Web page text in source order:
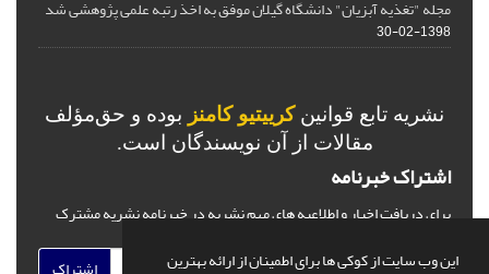
این وب سایت از کوکی ها برای اطمینان از ارائه بهترین
مجله "تغذیه آبزیان" دانشگاه گیلان موفق به اخذ رتبه علمی پژوهشی شد
1398-02-30
نشریه تابع قوانینکرییتیو کامنز بوده و حق‌مؤلف
مقالات از آن نویسندگان است.
اشتراک خبرنامه
برای دریافت اخبار و اطلاعیه های مهم نشریه در خبرنامه نشریه مشترک